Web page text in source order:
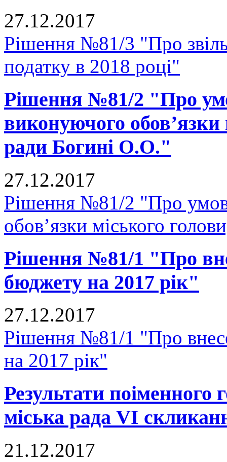
27.12.2017
Рішення №81/3 "Про
податку в 2018 році"
Рішення №81/2 "Про
виконуючого обов’язки
ради Богині О.О."
27.12.2017
Рішення №81/2 "Про
обов’язки міського
Рішення №81/1 "Про
бюджету на 2017 рік"
27.12.2017
Рішення №81/1 "Про
на 2017 рік"
Результати
міська рада VI
21.12.2017